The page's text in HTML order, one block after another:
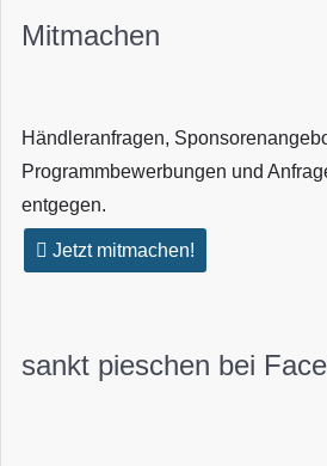
Mitmachen
Händleranfragen,
Programmbewerbungen und
entgegen.
Jetzt mitmachen!
sankt pieschen bei